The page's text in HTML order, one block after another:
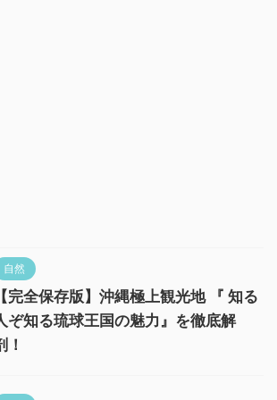
自然
【完全保存版】沖縄極上観光地 『 知る
ぞ知る琉球王国の魅力』を徹底解
！